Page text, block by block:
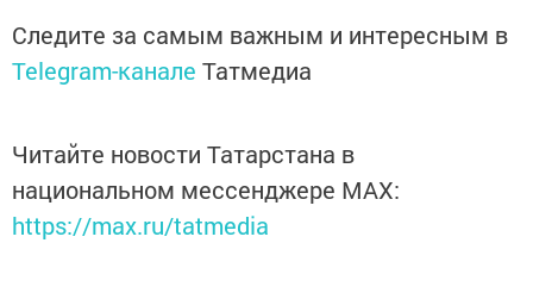
Следите за самым важным и интересным в
Telegram-канале Татмедиа
Читайте новости Татарстана в
национальном мессенджере MАХ:
https://max.ru/tatmedia